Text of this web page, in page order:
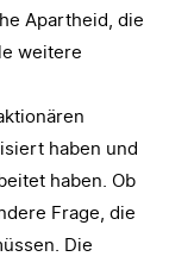
Apartheid, die
weitere
haben und
haben. Ob
Frage, die
Die